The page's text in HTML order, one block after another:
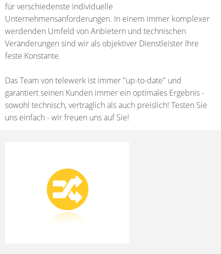
für verschiedenste individuelle
Unternehmensanforderungen. In einem immer komplexer
werdenden Umfeld von Anbietern und technischen
Veränderungen sind wir als objektiver Dienstleister Ihre
feste Konstante.
Das Team von telewerk ist immer "up-to-date" und
garantiert seinen Kunden immer ein optimales Ergebnis -
sowohl technisch, vertraglich als auch preislich! Testen Sie
uns einfach - wir freuen uns auf Sie!